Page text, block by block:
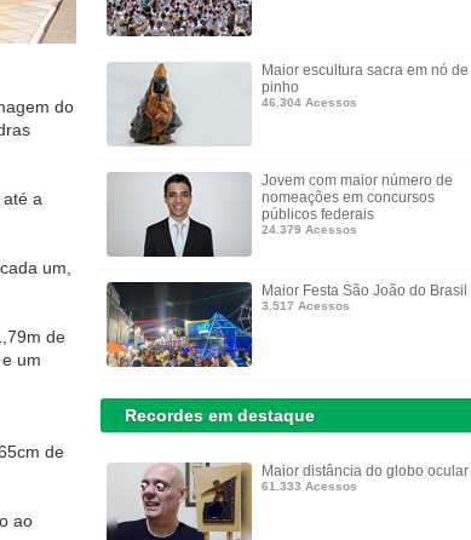
do
a
um,
de
um
de
ao
Maior escultura sacra em nó de
pinho
46.304 Acessos
Jovem com maior número de
nomeações em concursos
públicos federais
24.379 Acessos
Maior Festa São João do Brasil
3.517 Acessos
Recordes em destaque
Maior distância do globo ocular
61.333 Acessos